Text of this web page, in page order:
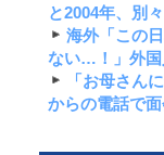
と2004年、別
海外「この
ない…！」外国
「お母さん
からの電話で